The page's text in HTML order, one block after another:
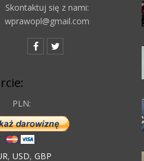
Skontaktuj się z nami:
wprawopl@gmail.com
PLN:
, USD, GBP